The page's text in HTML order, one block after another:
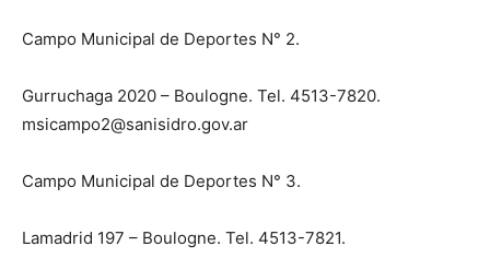
Campo Municipal de Deportes N° 2.
Gurruchaga 2020 – Boulogne. Tel. 4513-7820.
msicampo2@sanisidro.gov.ar
Campo Municipal de Deportes N° 3.
Lamadrid 197 – Boulogne. Tel. 4513-7821.